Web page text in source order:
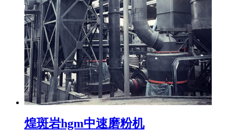
煌斑岩hgm中速磨粉机